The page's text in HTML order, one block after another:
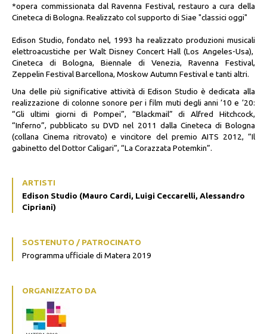
*opera commissionata dal Ravenna Festival, restauro a cura della
Cineteca di Bologna. Realizzato col supporto di Siae "classici oggi"
Edison Studio, fondato nel, 1993 ha realizzato produzioni musicali
elettroacustiche per Walt Disney Concert Hall (Los Angeles-Usa),
Cineteca di Bologna, Biennale di Venezia, Ravenna Festival,
Zeppelin Festival Barcellona, Moskow Autumn Festival e tanti altri.
Una delle più significative attività di Edison Studio è dedicata alla
realizzazione di colonne sonore per i film muti degli anni ’10 e ’20:
“Gli ultimi giorni di Pompei”, “Blackmail” di Alfred Hitchcock,
“Inferno”, pubblicato su DVD nel 2011 dalla Cineteca di Bologna
(collana Cinema ritrovato) e vincitore del premio AITS 2012, “Il
gabinetto del Dottor Caligari”, “La Corazzata Potemkin”.
ARTISTI
Edison Studio (Mauro Cardi, Luigi Ceccarelli, Alessandro
Cipriani)
SOSTENUTO / PATROCINATO
Programma ufficiale di Matera 2019
ORGANIZZATO DA